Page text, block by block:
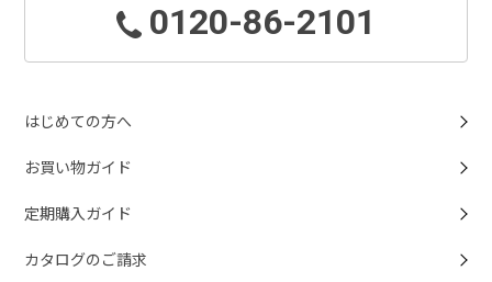
0120-86-2101
はじめての方へ
お買い物ガイド
定期購入ガイド
カタログのご請求